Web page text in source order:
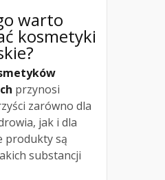
warto
kosmetyki
przynosi
zarówno dla
jak i dla
produkty są
substancji